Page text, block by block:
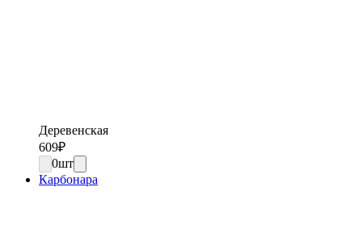
Деревенская
609₽
0шт
Карбонара